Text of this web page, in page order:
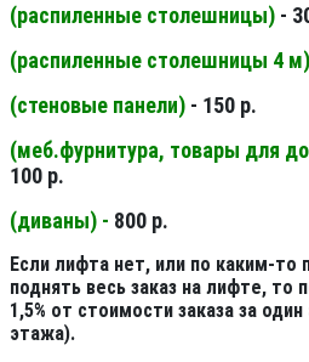
(распиленные столешницы) -
(распиленные столешницы 4 м)
(стеновые панели) - 150 р.
(меб.фурнитура, товары для
100 р.
(диваны) - 800 р.
Если лифта нет, или по каким-то
поднять весь заказ на лифте,
1,5% от стоимости заказа за
этажа).